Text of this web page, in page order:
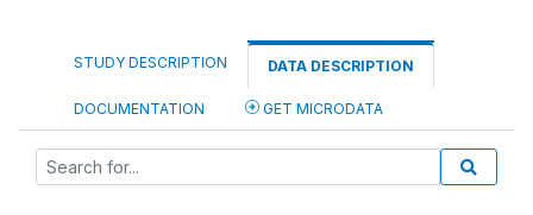
STUDY DESCRIPTION DATA DESCRIPTION
DOCUMENTATION GET MICRODATA